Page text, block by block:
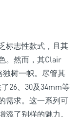
标志性款式，且其
。然而，其Clair
独树一帜。尽管其
26、30及34mm等
需求。这一系列可
了别样的魅力。